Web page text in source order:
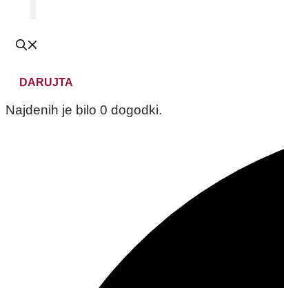
DARUJTA
Najdenih je bilo 0 dogodki.